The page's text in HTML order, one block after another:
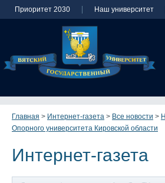
Приоритет 2030 Наш университет
Главная > Интернет-газета > Все новости >
Опорного университета Кировской области
Интернет-газета